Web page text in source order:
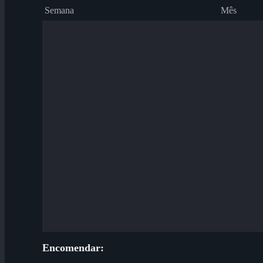
Semana Mês
Encomendar: